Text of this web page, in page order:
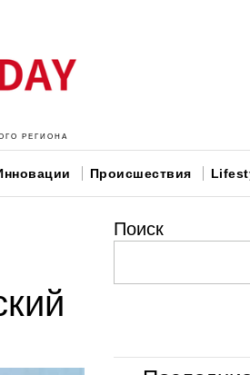
РЕГИОНА
Происшествия
Поиск